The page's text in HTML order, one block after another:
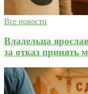
Все новости
Владельца
за отказ принять